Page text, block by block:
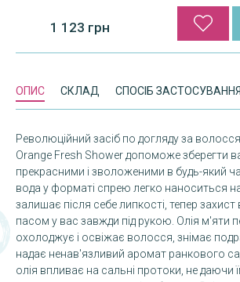
1 123 грн
ОПИС СКЛАД СПОСІБ ЗАСТОСУВАННЯ
Революційний засіб по догляду за
Orange Fresh Shower допоможе зберегти
прекрасними і зволоженими в будь-який
вода у форматі спрею легко наноситься
залишає після себе липкості, тепер захист
пасом у вас завжди під рукою. Олія м'яти
охолоджує і освіжає волосся, знімає
надає ненав'язливий аромат ранкового
олія впливає на сальні протоки, не даючи